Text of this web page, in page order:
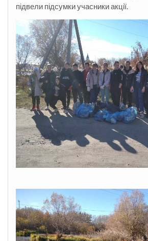
підвели підсумки учасники акції.